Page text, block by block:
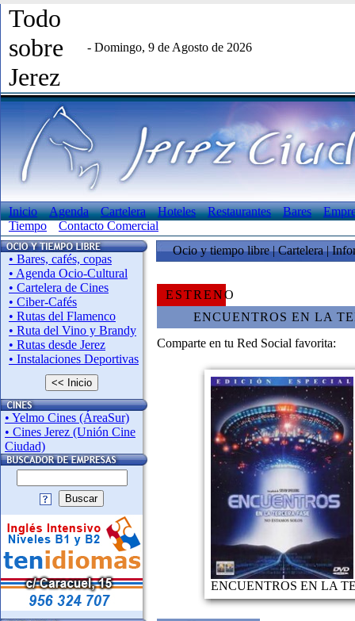
Todo
sobre
Jerez
- Domingo, 9 de Agosto de 2026
Inicio Agenda Cartelera Hoteles Restaurantes Bares
Tiempo
Contacto Comercial
• Bares, cafés, copas
• Agenda Ocio-Cultural
• Cartelera de Cines
• Ciber-Cafés
• Rutas del Flamenco
• Ruta del Vino y Brandy
• Rutas desde Jerez
• Instalaciones Deportivas
<< Inicio
• Yelmo Cines (ÁreaSur)
• Cines Jerez (Unión Cine
Ciudad)
Buscar
Ocio y tiempo libre | Cartelera |
ESTRENO
ENCUENTROS EN LA
Comparte en tu Red Social favorita:
ENCUENTROS EN LA